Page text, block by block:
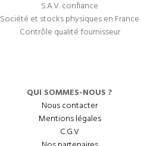
S.A.V. confiance
Société et stocks physiques en France
Contrôle qualité fournisseur
QUI SOMMES-NOUS ?
Nous contacter
Mentions légales
C.G.V